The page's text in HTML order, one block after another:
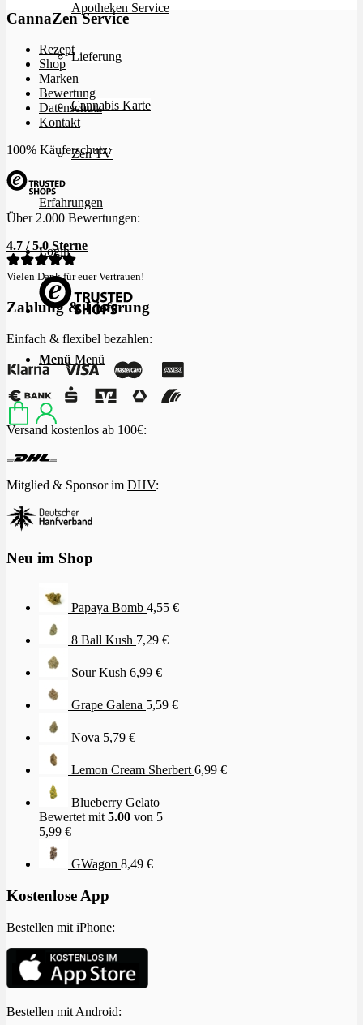
Apotheken Service
Lieferung
Cannabis Karte
Zen TV
Erfahrungen
Login
Menü Menü
CannaZen Service
Rezept
Shop
Marken
Bewertung
Datenschutz
Kontakt
100% Käuferschutz:
Über 2.000 Bewertungen:
4.7 / 5.0 Sterne
Vielen Dank für euer Vertrauen!
Zahlung & Lieferung
Einfach & flexibel bezahlen:
Versand kostenlos ab 100€:
Mitglied & Sponsor im DHV:
Neu im Shop
Papaya Bomb 4,55 €
8 Ball Kush 7,29 €
Sour Kush 6,99 €
Grape Galena 5,59 €
Nova 5,79 €
Lemon Cream Sherbert 6,99 €
Blueberry Gelato
Bewertet mit 5.00 von 5
5,99 €
GWagon 8,49 €
Kostenlose App
Bestellen mit iPhone:
Bestellen mit Android: